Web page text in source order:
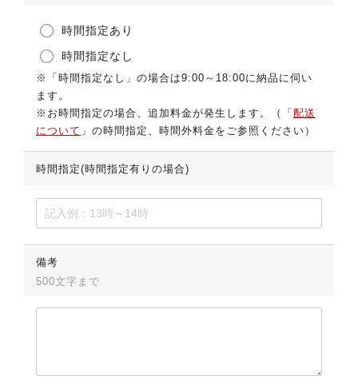
時間指定あり
時間指定なし
※「時間指定なし」の場合は9:00～18:00に納品に伺い
ます。
※お時間指定の場合、追加料金が発生します。（「 配送
について 」の時間指定、時間外料金をご参照ください）
時間指定(時間指定有りの場合)
備考
500文字まで